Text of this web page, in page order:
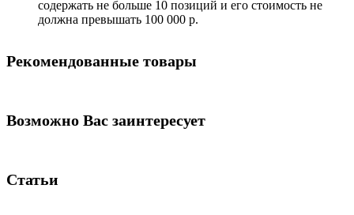
содержать не больше 10 позиций и его стоимость не
должна превышать 100 000 р.
Рекомендованные товары
Возможно Вас заинтересует
Статьи